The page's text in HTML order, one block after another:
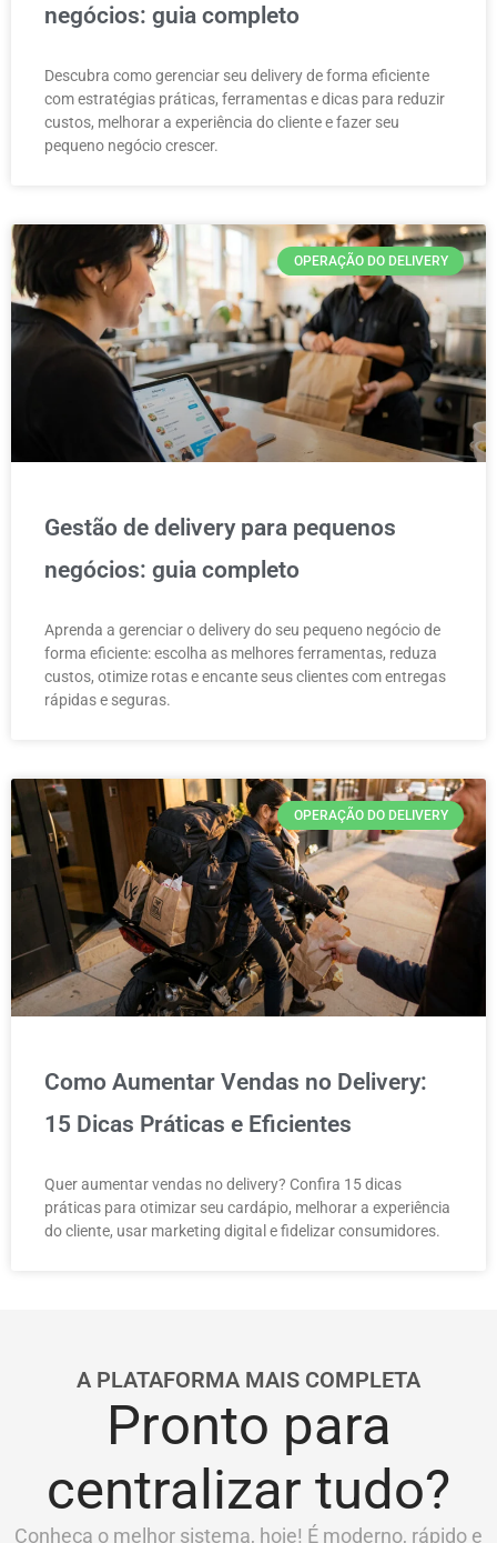
negócios: guia completo
Descubra como gerenciar seu delivery de forma eficiente
com estratégias práticas, ferramentas e dicas para reduzir
custos, melhorar a experiência do cliente e fazer seu
pequeno negócio crescer.
OPERAÇÃO DO DELIVERY
Gestão de delivery para pequenos
negócios: guia completo
Aprenda a gerenciar o delivery do seu pequeno negócio de
forma eficiente: escolha as melhores ferramentas, reduza
custos, otimize rotas e encante seus clientes com entregas
rápidas e seguras.
OPERAÇÃO DO DELIVERY
Como Aumentar Vendas no Delivery:
15 Dicas Práticas e Eficientes
Quer aumentar vendas no delivery? Confira 15 dicas
práticas para otimizar seu cardápio, melhorar a experiência
do cliente, usar marketing digital e fidelizar consumidores.
A PLATAFORMA MAIS COMPLETA
Pronto para
centralizar tudo?
Conheça o melhor sistema, hoje! É moderno, rápido e